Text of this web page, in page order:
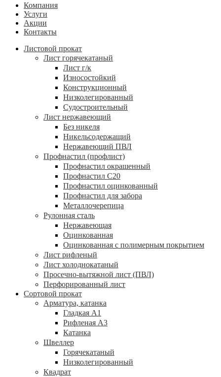
Компания
Услуги
Акции
Контакты
Листовой прокат
Лист горячекатаный
Лист г/к
Износостойкий
Конструкционный
Низколегированный
Судостроительный
Лист нержавеющий
Без никеля
Никельсодержащий
Нержавеющий ПВЛ
Профнастил (профлист)
Профнастил окрашенный
Профнастил С20
Профнастил оцинкованный
Профнастил для забора
Металлочерепица
Рулонная сталь
Нержавеющая
Оцинкованная
Оцинкованная с полимерным покрытием
Лист рифленый
Лист холоднокатаный
Просечно-вытяжной лист (ПВЛ)
Перфорированный лист
Сортовой прокат
Арматура, катанка
Гладкая А1
Рифленая А3
Катанка
Швеллер
Горячекатаный
Низколегированный
Квадрат